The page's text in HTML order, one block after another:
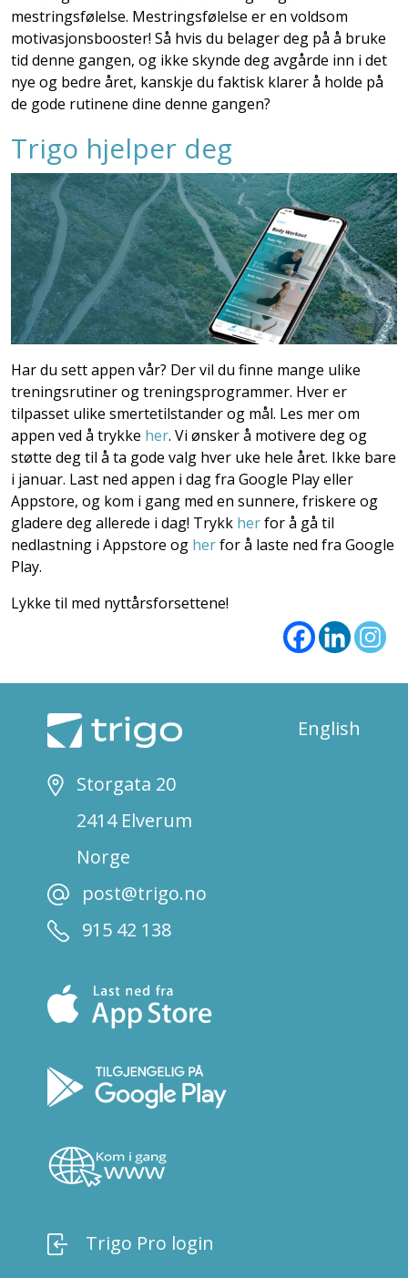
mestringsfølelse. Mestringsfølelse er en voldsom
motivasjonsbooster! Så hvis du belager deg på å bruke
tid denne gangen, og ikke skynde deg avgårde inn i det
nye og bedre året, kanskje du faktisk klarer å holde på
de gode rutinene dine denne gangen?
Trigo hjelper deg
Har du sett appen vår? Der vil du finne mange ulike
treningsrutiner og treningsprogrammer. Hver er
tilpasset ulike smertetilstander og mål. Les mer om
appen ved å trykke her. Vi ønsker å motivere deg og
støtte deg til å ta gode valg hver uke hele året. Ikke bare
i januar. Last ned appen i dag fra Google Play eller
Appstore, og kom i gang med en sunnere, friskere og
gladere deg allerede i dag! Trykk herfor å gå til
nedlastning i Appstore og herfor å laste ned fra Google
Play.
Lykke til med nyttårsforsettene!
English
Storgata 20
2414 Elverum
Norge
post@trigo.no
915 42 138
Trigo Pro login